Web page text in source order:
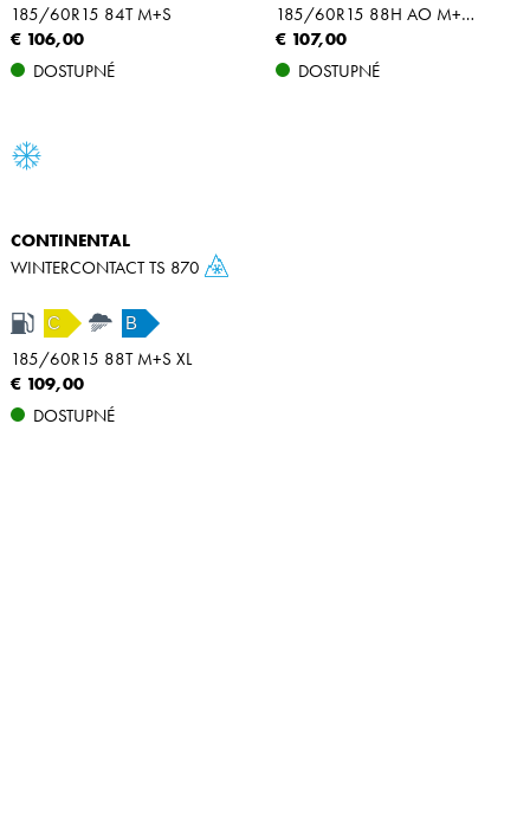
185/60R15 84T M+S
€ 106,00
DOSTUPNÉ
185/60R15 88H AO M+S XL
€ 107,00
DOSTUPNÉ
CONTINENTAL
WINTERCONTACT TS 870
C B
185/60R15 88T M+S XL
€ 109,00
DOSTUPNÉ